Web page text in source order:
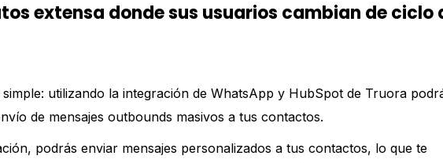
extensa donde sus usuarios cambian de ciclo
simple: utilizando la integración de WhatsApp y HubSpot de Truora
de mensajes outbounds masivos a tus contactos.
podrás enviar mensajes personalizados a tus contactos, lo que te